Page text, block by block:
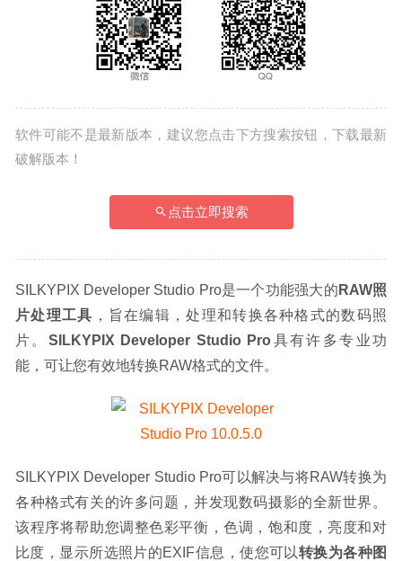
软件可能不是最新版本，建议您点击下方搜索按钮，下载最新
破解版本！
点击立即搜索
SILKYPIX Developer Studio Pro是一个功能强大的 RAW照
片处理工具 ，旨在编辑，处理和转换各种格式的数码照
片。 SILKYPIX Developer Studio Pro具有许多专业功
能，可让您有效地转换RAW格式的文件。
SILKYPIX Developer Studio Pro可以解决与将RAW转换为
各种格式有关的许多问题，并发现数码摄影的全新世界。
该程序将帮助您调整色彩平衡，色调，饱和度，亮度和对
比度，显示所选照片的​​EXIF信息，使您可以转换为各种图